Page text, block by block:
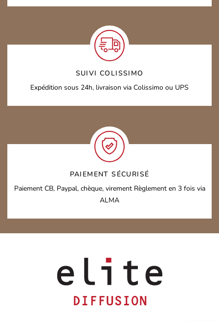
SUIVI COLISSIMO
Expédition sous 24h, livraison via Colissimo ou UPS
PAIEMENT SÉCURISÉ
Paiement CB, Paypal, chèque, virementRèglement en 3 fois via
ALMA